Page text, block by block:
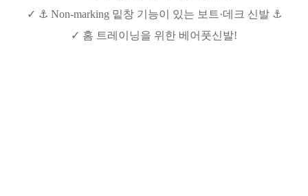
✓ ⚓ Non-marking 밑창 기능이 있는 보트·데크 신발 ⚓
✓ 홈 트레이닝을 위한 베어풋신발!